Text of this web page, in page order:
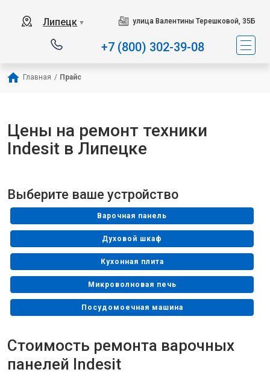
Липецк ▼ улица Валентины Терешковой, 35Б
+7 (800) 302-39-08
Главная / Прайс
Цены на ремонт техники
Indesit в Липецке
Выберите ваше устройство
Варочная панель
Духовой шкаф
Кухонная плита
Микроволновая печь
Посудомоечная машина
Холодильник
Стоимость ремонта варочных
панелей Indesit